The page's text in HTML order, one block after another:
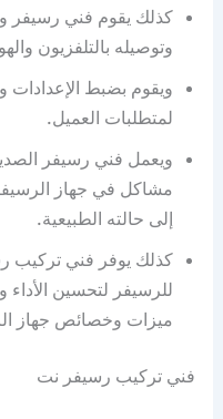
كذلك يقوم فني رسيفر
وتوصيله بالتلفزيون
ويقوم بضبط الإعدادات
لمتطلبات العميل.
ويعمل فني رسيفر
مشاكل في جهاز
إلى حالته الطبيعية.
كذلك يوفر فني تركيب
للرسيفر لتحسين
ميزات وخصائص جهاز
فني تركيب رسيفر نت